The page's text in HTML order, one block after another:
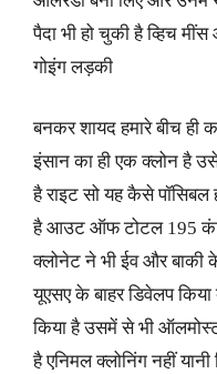
पैदा भी हो चुकी है व्हिच
गोइंग लड़की
बनकर शायद हमारे बीच ही
इंसान का ही एक क्लोन है
है राइट सो यह कैसे
है आउट ऑफ टोटल 195
क्लोनेट ने भी ईव और बाकी
यूएसए के बाहर डिवेलप
किया है उसमें से भी
है एनिमल क्लोनिंग नहीं